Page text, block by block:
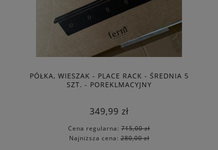
PÓŁKA, WIESZAK - PLACE RACK - ŚREDNIA 5
SZT. - POREKLMACYJNY
349,99 zł
Cena regularna: 715,00 zł
Najniższa cena:280,00 zł